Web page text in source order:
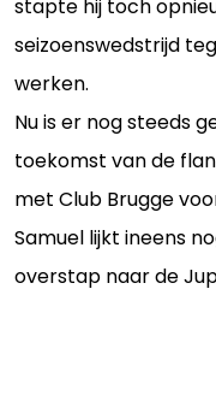
stapte hij toch
seizoenswedstrijd
werken.
Nu is er nog steeds
toekomst van de
met Club Brugge
Samuel lijkt ineens
overstap naar de